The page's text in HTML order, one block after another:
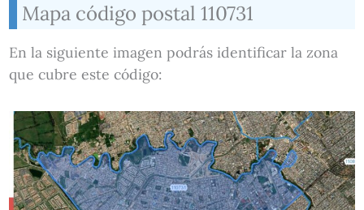
Mapa código postal 110731
En la siguiente imagen podrás identificar la zona
que cubre este código: